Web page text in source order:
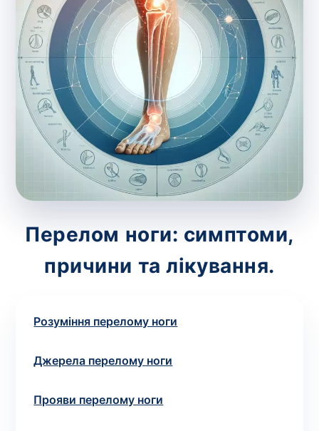
Перелом ноги: симптоми,
причини та лікування.
Розуміння перелому ноги
Джерела перелому ноги
Прояви перелому ноги
Всього: 0 грн
Попередній запис на дослідження не
потрібний. Виняток становлять мазки та
зіскрібки. Взяття біоматеріалу для них
виконує лікар – необхідийзапис до фахівця
Аналіз вдома
Номер телефону*